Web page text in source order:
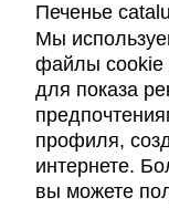
Печенье
Мы
файлы cookie
для показа
профиля,
интернете.
вы можете